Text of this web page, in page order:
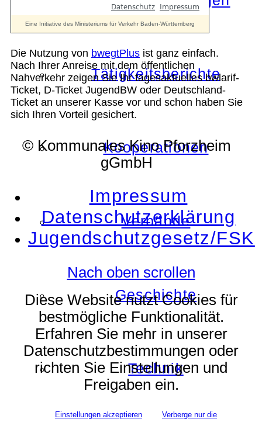
Tätigkeitsberichte
Kooperationen
Verbände
Geschichte
Technik
Die Nutzung von bwegtPlus ist ganz einfach.
Nach Ihrer Anreise mit dem öffentlichen
Nahverkehr zeigen Sie Ihr tagesaktuelles bwlarif-
Ticket, D-Ticket JugendBW oder Deutschland-
Ticket an unserer Kasse vor und schon haben Sie
sich Ihren Vorteil gesichert.
© Kommunales Kino Pforzheim
gGmbH
Impressum
Datenschutzerklärung
Jugendschutzgesetz/FSK
Nach oben scrollen
Diese Website nutzt Cookies für
bestmögliche Funktionalität.
Erfahren Sie mehr in unserer
Datenschutzbestimmungen oder
richten Sie Einstellungen und
Freigaben ein.
Einstellungen akzeptieren
Verberge nur die